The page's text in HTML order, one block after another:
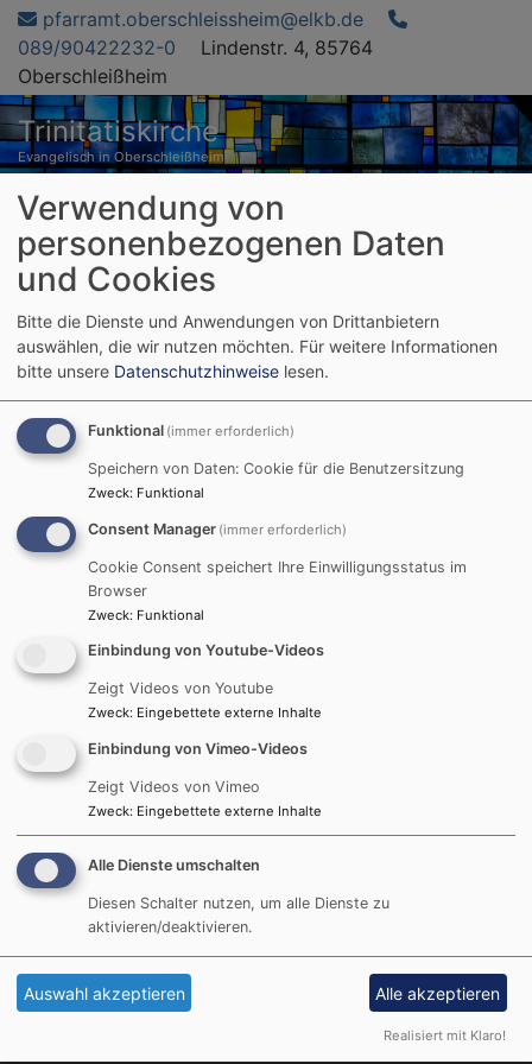
Direkt
zum
Inhalt
pfarramt.oberschleissheim@elkb.de
089/90422232-0
Lindenstr. 4, 85764
Oberschleißheim
Trinitatiskirche
Evangelisch in Oberschleißheim
Hauptnavigation
Startseite Weltgebetstag
Weltgebetstag
Am Freitag,3. März um
allen christlichen Frauen
dieser Welt einen
Patrona Bavariae. Natürlich sind dazu auch alle
Männer herzlich willkommen.
Thema in diesem Jahr ist: “
stellen uns Frauen ausTaiwanvor, die in diesem Jahr
den Gottesdienst vorbereitet haben.
Hauptnavigation
Startseite
Prävention
Wo wir sind
Fußbereichsmenü
Kontakt
Cookie-Einstellungen
Verwendung von
personenbezogenen Daten
und Cookies
Bitte die Dienste und Anwendungen von Drittanbietern
auswählen, die wir nutzen möchten. Für weitere Informationen
bitte unsere Datenschutzhinweise lesen.
Funktional (immer erforderlich)
Speichern von Daten: Cookie für die Benutzersitzung
Zweck: Funktional
Consent Manager (immer erforderlich)
Cookie Consent speichert Ihre Einwilligungsstatus im
Browser
Zweck: Funktional
Einbindung von Youtube-Videos
Zeigt Videos von Youtube
Zweck: Eingebettete externe Inhalte
Einbindung von Vimeo-Videos
Zeigt Videos von Vimeo
Zweck: Eingebettete externe Inhalte
Alle Dienste umschalten
Diesen Schalter nutzen, um alle Dienste zu
aktivieren/deaktivieren.
Auswahl akzeptieren Alle akzeptieren
Realisiert mit Klaro!